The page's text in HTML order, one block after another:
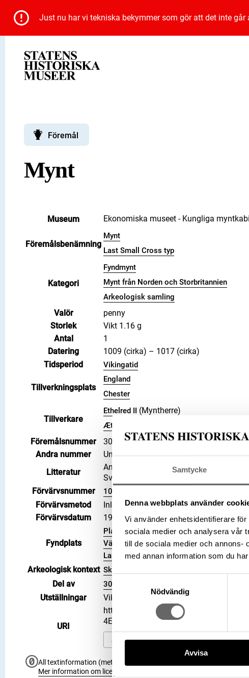
Samtycke
Denna webbplats använder
Vi använder enhetsidentifierare
sociala medier och analysera vår
till de sociala medier och annons-
med annan information som du
Nödvändig
Avvisa
Just nu har vi tekniska bekymmer som gör att det inte går
Föremål
Mynt
Museum Ekonomiska museet - Kungliga
Föremålsbenämning
Mynt
Last Small Cross typ
Kategori
Fyndmynt
Mynt från Norden och Storbritannien
Arkeologisk samling
Valör
penny
Storlek
Vikt 1.16 g
Antal
1
Datering
1009 (cirka) – 1017 (cirka)
Tidsperiod
Vikingatid
Tillverkningsplats
England
Chester
Tillverkare
Ethelred II (Myntherre)
Æthelnoth
Föremålsnummer
3006819
Andra nummer
Undernummer: 1211
Litteratur
Anglosachsiska mynt i Svenska
Sveriges jord, 1881, Hd 2501
Förvärvsnummer
102449
Förvärvsmetod
Inlösen
Förvärvsdatum
1995-06-14
Fyndplats
Plats: Lilla Klintegårde, Fastighet: Lilla
Väskinde socken, Kommun: Gotland
Land: Sverige
Arkeologisk kontext Skattfynd
Del av 3006795
Utställningar Vikingarnas värld (start 2021-06-24),
URI
https://samlingar.shm.se/object/
4EA708155DEB
Kopiera URI
All textinformation (metadata) på denna sida är fri att använda
Mer information om licenser hos Statens historiska museer.